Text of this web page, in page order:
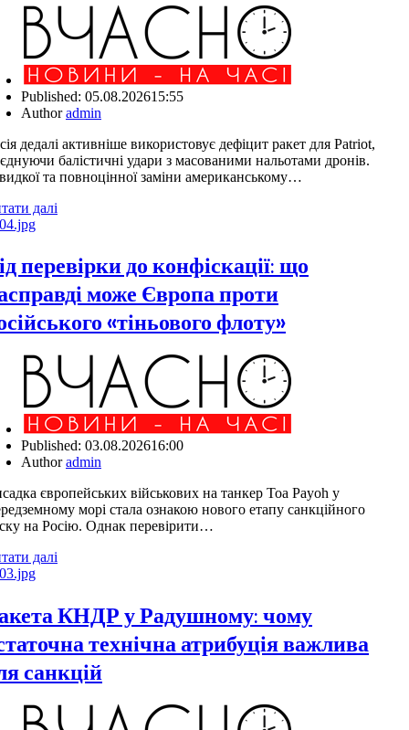
Published: 05.08.202615:55
Authoradmin
дедалі активніше використовує дефіцит ракет для Patriot,
балістичні удари з масованими нальотами дронів.
та повноцінної заміни американському…
далі
перевірки до конфіскації: що
може Європа проти
«тіньового флоту»
Published: 03.08.202616:00
Authoradmin
європейських військових на танкер Toa Payoh у
морі стала ознакою нового етапу санкційного
на Росію. Однак перевірити…
далі
КНДР у Радушному: чому
технічна атрибуція важлива
санкцій